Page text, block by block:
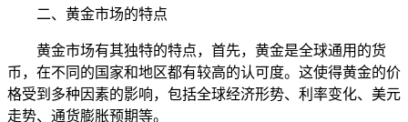
二、黄金市场的特点
黄金市场有其独特的特点，首先，黄金是全球通用的货
币，在不同的国家和地区都有较高的认可度。这使得黄金的价
格受到多种因素的影响，包括全球经济形势、利率变化、美元
走势、通货膨胀预期等。